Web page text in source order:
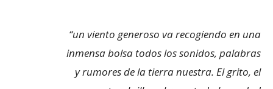
“un viento generoso va recogiendo en una
inmensa bolsa todos los sonidos, palabras
y rumores de la tierra nuestra. El grito, el